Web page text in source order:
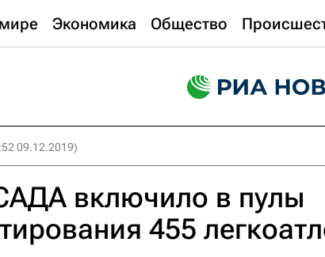
Экономика Общество
09.12.2019)
включило в пулы
455